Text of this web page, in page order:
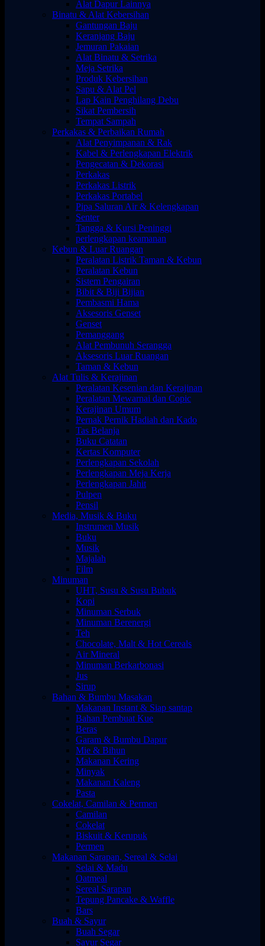
Alat Dapur Lainnya
Binatu & Alat Kebersihan
Gantungan Baju
Keranjang Baju
Jemuran Pakaian
Alat Binatu & Setrika
Meja Setrika
Produk Kebersihan
Sapu & Alat Pel
Lap Kain Penghilang Debu
Sikat Pembersih
Tempat Sampah
Perkakas & Perbaikan Rumah
Alat Penyimpanan & Rak
Kabel & Perlengkapan Elektrik
Pengecatan & Dekorasi
Perkakas
Perkakas Listrik
Perkakas Portabel
Pipa Saluran Air & Kelengkapan
Senter
Tangga & Kursi Peninggi
perlengkapan keamanan
Kebun & Luar Ruangan
Peralatan Listrik Taman & Kebun
Peralatan Kebun
Sistem Pengairan
Bibit & Biji Bijian
Pembasmi Hama
Aksesoris Genset
Genset
Pemanggang
Alat Pembunuh Serangga
Aksesoris Luar Ruangan
Taman & Kebun
Alat Tulis & Kerajinan
Peralatan Kesenian dan Kerajinan
Peralatan Mewarnai dan Copic
Kerajinan Umum
Pernak Pernik Hadiah dan Kado
Tas Belanja
Buku Catatan
Kertas Komputer
Perlengkapan Sekolah
Perlengkapan Meja Kerja
Perlengkapan Jahit
Pulpen
Pensil
Media, Musik & Buku
Instrumen Musik
Buku
Musik
Majalah
Film
Minuman
UHT, Susu & Susu Bubuk
Kopi
Minuman Serbuk
Minuman Berenergi
Teh
Chocolate, Malt & Hot Cereals
Air Mineral
Minuman Berkarbonasi
Jus
Sirup
Bahan & Bumbu Masakan
Makanan Instant & Siap santap
Bahan Pembuat Kue
Beras
Garam & Bumbu Dapur
Mie & Bihun
Makanan Kering
Minyak
Makanan Kaleng
Pasta
Cokelat, Camilan & Permen
Camilan
Cokelat
Biskuit & Kerupuk
Permen
Makanan Sarapan, Sereal & Selai
Selai & Madu
Oatmeal
Sereal Sarapan
Tepung Pancake & Waffle
Bars
Buah & Sayur
Buah Segar
Sayur Segar